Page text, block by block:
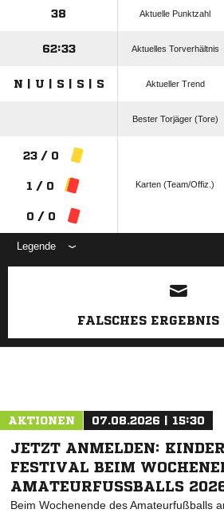
38 Aktuelle Punktzahl
62:33 Aktuelles Torverhältnis
N | U | S | S | S Aktueller Trend
Bester Torjäger (Tore)
23 / 0
1 / 0
0 / 0
Karten (Team/Offiz.)
Legende
ANZEIGE
FALSCHES ERGEBNIS
AKTIONEN 07.08.2026 | 15:30
JETZT ANMELDEN:
ESTIVAL BEIM
MATEURFUSSBALLS 2026
Beim Wochenende des Amateurfußballs